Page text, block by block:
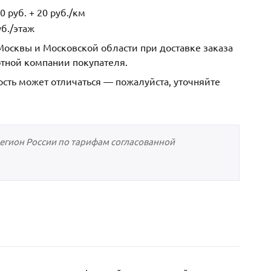
руб. + 20 руб./км
этаж
и Московской области при доставке заказа
компании покупателя.
может отличаться — пожалуйста, уточняйте
России по тарифам согласованной